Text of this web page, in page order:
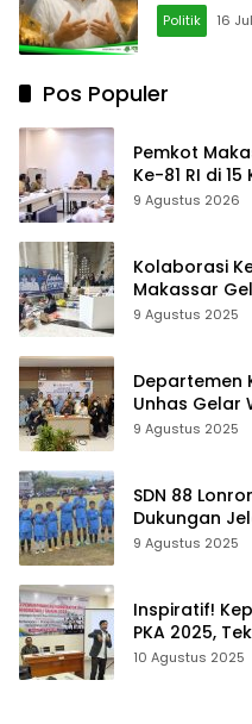
Politik 16
Pos Populer
Pemkot
Ke-81 RI di
9 Agustus 2026
Kolaborasi
Makassar
Pelajar SMP
9 Agustus 2025
Departemen
Unhas Gelar
untuk
9 Agustus 2025
SDN 88
Dukungan
9 Agustus 2025
Inspiratif!
PKA 2025,
dan
10 Agustus 2025